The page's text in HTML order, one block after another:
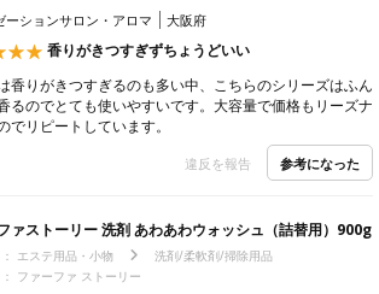
ーションサロン・アロマ 大阪府
香りがきつすぎずちょうどいい
香りがきつすぎるのも多い中、こちらのシリーズはふん
るのでとても使いやすいです。大容量で価格もリーズナ
でリピートしています。
違反を報告 参考になった
ァストーリー 洗剤 あわあわウォッシュ（詰替用）900g
エステ用品・小物
洗剤/柔軟剤/掃除用品
ファーファ ストーリー